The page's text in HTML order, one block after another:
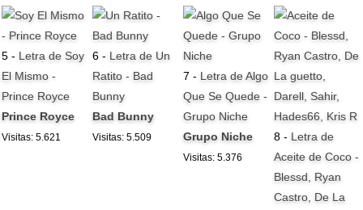
5 - Letra de Soy
El Mismo -
Prince Royce
Prince Royce
Visitas: 5.621
6 - Letra de Un
Ratito - Bad
Bunny
Bad Bunny
Visitas: 5.509
7 - Letra de Algo
Que Se Quede -
Grupo Niche
Grupo Niche
Visitas: 5.376
8 - Letra de
Aceite de Coco -
Blessd, Ryan
Castro, De La